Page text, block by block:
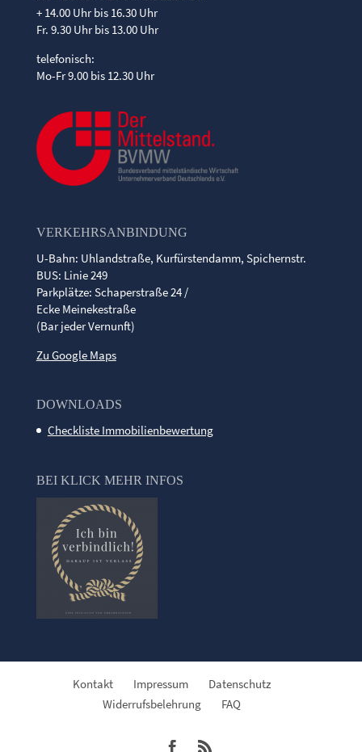
+ 14.00 Uhr bis 16.30 Uhr
Fr. 9.30 Uhr bis 13.00 Uhr
telefonisch:
Mo-Fr 9.00 bis 12.30 Uhr
VERKEHRSANBINDUNG
U-Bahn: Uhlandstraße, Kurfürstendamm, Spichernstr.
BUS: Linie 249
Parkplätze: Schaperstraße 24 /
Ecke Meinekestraße
(Bar jeder Vernunft)
Zu Google Maps
DOWNLOADS
Checkliste Immobilienbewertung
BEI KLICK MEHR INFOS
Kontakt Impressum
Datenschutz
Widerrufsbelehrung
FAQ